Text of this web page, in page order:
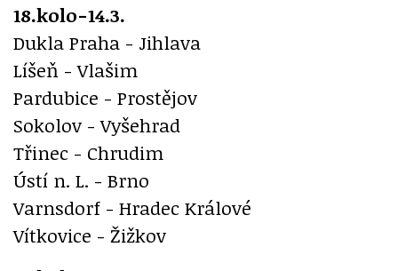
18.kolo-14.3.
Dukla Praha - Jihlava
Líšeň - Vlašim
Pardubice - Prostějov
Sokolov - Vyšehrad
Třinec - Chrudim
Ústí n. L. - Brno
Varnsdorf - Hradec Králové
Vítkovice - Žižkov